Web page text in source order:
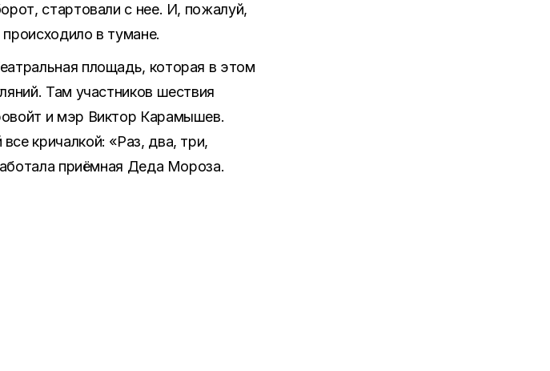
стартовали с нее. И, пожалуй,
в тумане.
площадь, которая в этом
Там участников шествия
и мэр Виктор Карамышев.
кричалкой: «Раз, два, три,
приёмная Деда Мороза.